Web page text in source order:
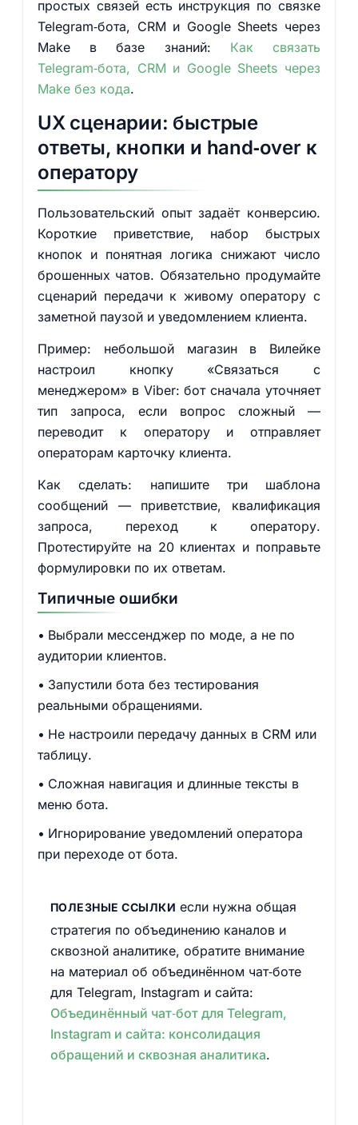
простых связей есть инструкция по связке
Telegram‑бота, CRM и Google Sheets через
Make в базе знаний: Как связать
Telegram‑бота, CRM и Google Sheets через
Make без кода.
UX сценарии: быстрые
ответы, кнопки и hand‑over к
оператору
Пользовательский опыт задаёт конверсию.
Короткие приветствие, набор быстрых
кнопок и понятная логика снижают число
брошенных чатов. Обязательно продумайте
сценарий передачи к живому оператору с
заметной паузой и уведомлением клиента.
Пример: небольшой магазин в Вилейке
настроил кнопку «Связаться с
менеджером» в Viber: бот сначала уточняет
тип запроса, если вопрос сложный —
переводит к оператору и отправляет
операторам карточку клиента.
Как сделать: напишите три шаблона
сообщений — приветствие, квалификация
запроса, переход к оператору.
Протестируйте на 20 клиентах и поправьте
формулировки по их ответам.
Типичные ошибки
Выбрали мессенджер по моде, а не по
аудитории клиентов.
Запустили бота без тестирования
реальными обращениями.
Не настроили передачу данных в CRM или
таблицу.
Сложная навигация и длинные тексты в
меню бота.
Игнорирование уведомлений оператора
при переходе от бота.
ПОЛЕЗНЫЕ ССЫЛКИ если нужна общая
стратегия по объединению каналов и
сквозной аналитике, обратите внимание
на материал об объединённом чат‑боте
для Telegram, Instagram и сайта:
Объединённый чат‑бот для Telegram,
Instagram и сайта: консолидация
обращений и сквозная аналитика.